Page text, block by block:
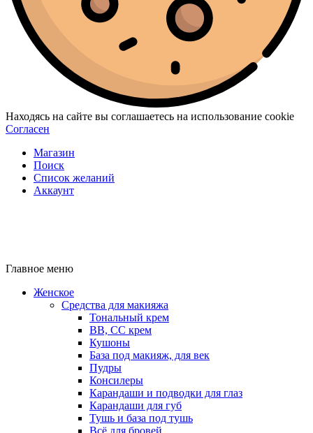
Находясь на сайте вы соглашаетесь на использование cookie
Согласен
Магазин
Поиск
Список желаний
Аккаунт
Главное меню
Женское
Средства для макияжа
Тональный крем
BB, CC крем
Кушоны
База под макияж, для век
Пудры
Консилеры
Карандаши и подводки для глаз
Карандаши для губ
Тушь и база под тушь